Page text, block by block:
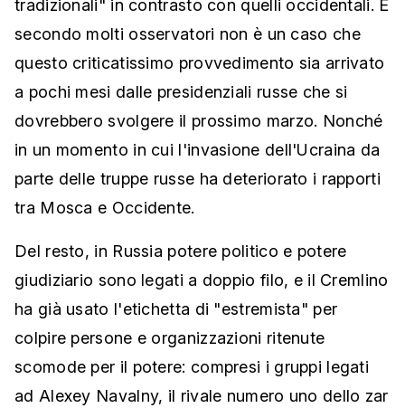
tradizionali" in contrasto con quelli occidentali. E
secondo molti osservatori non è un caso che
questo criticatissimo provvedimento sia arrivato
a pochi mesi dalle presidenziali russe che si
dovrebbero svolgere il prossimo marzo. Nonché
in un momento in cui l'invasione dell'Ucraina da
parte delle truppe russe ha deteriorato i rapporti
tra Mosca e Occidente.
Del resto, in Russia potere politico e potere
giudiziario sono legati a doppio filo, e il Cremlino
ha già usato l'etichetta di "estremista" per
colpire persone e organizzazioni ritenute
scomode per il potere: compresi i gruppi legati
ad Alexey Navalny, il rivale numero uno dello zar